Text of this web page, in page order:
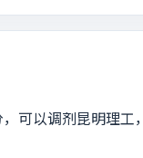
可以调剂昆明理工